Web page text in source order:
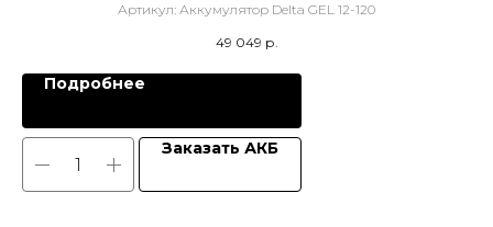
Артикул: Аккумулятор Delta GEL 12-120
49 049 р.
Подробнее
Заказать АКБ